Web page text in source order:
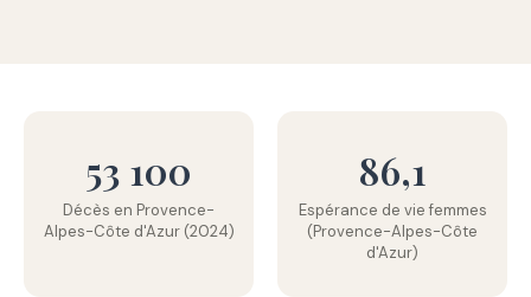
53 100
Décès en Provence-
Alpes-Côte d'Azur (2024)
86,1
Espérance de vie femmes
(Provence-Alpes-Côte
d'Azur)